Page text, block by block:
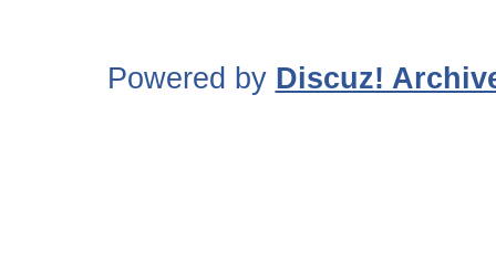
Powered by Discuz!